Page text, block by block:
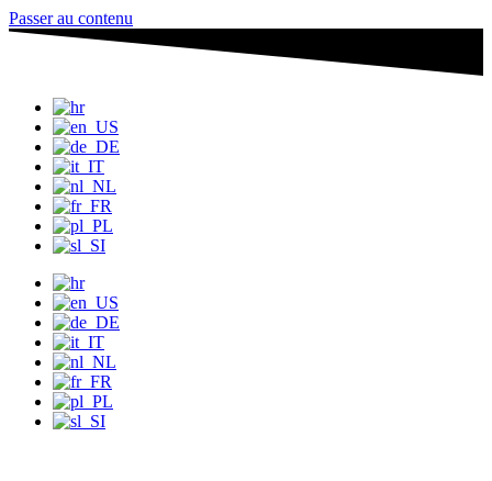
Passer au contenu